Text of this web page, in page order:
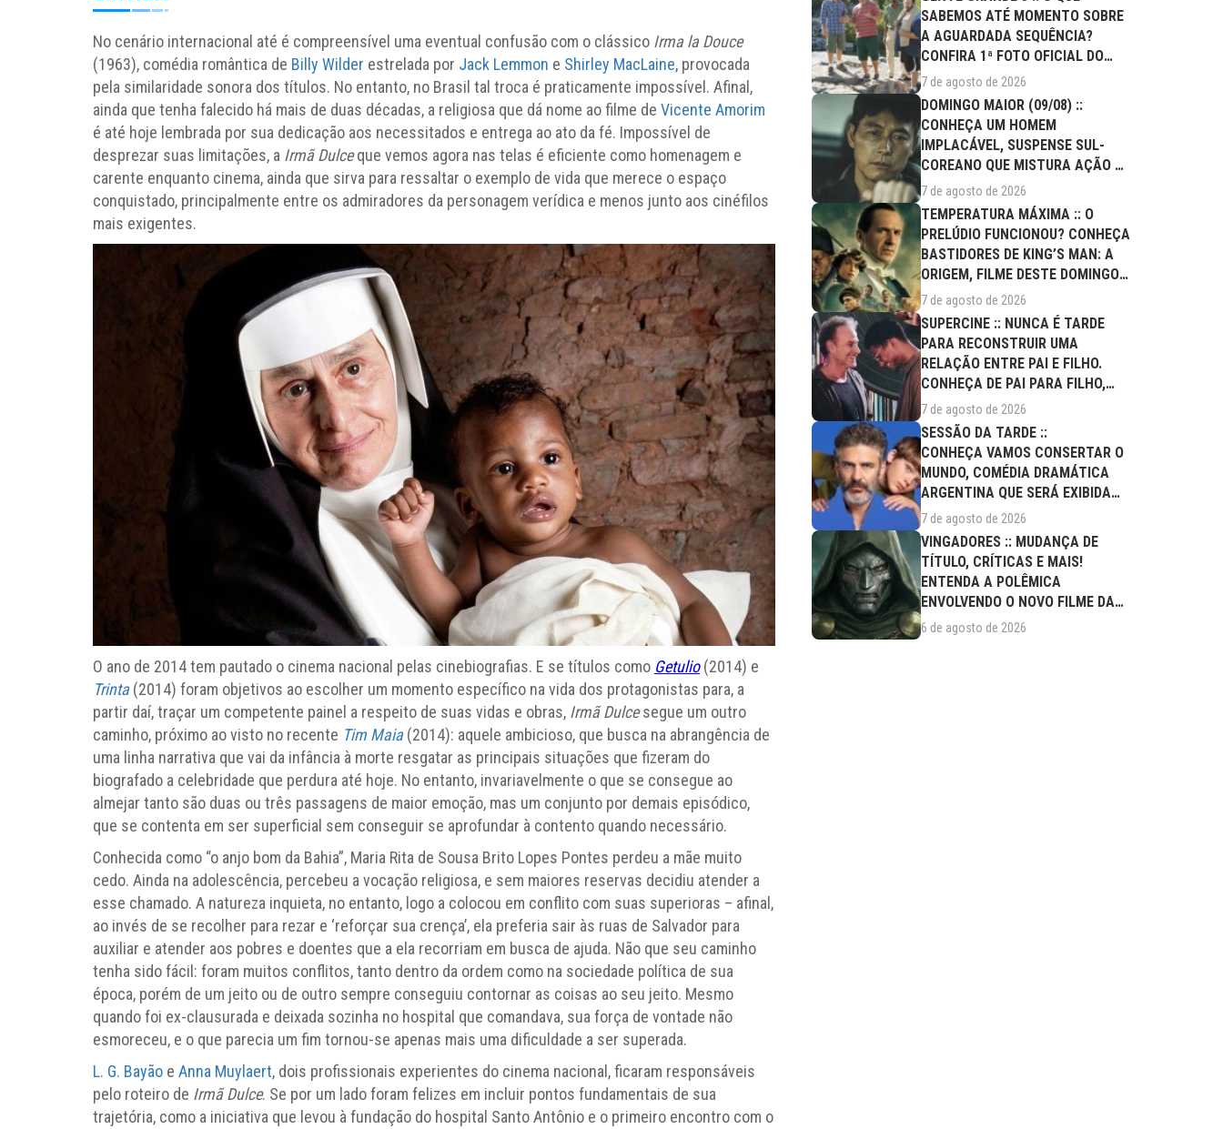
No cenário internacional até é compreensível uma eventual confusão com o clássico Irma la Douce
(1963), comédia romântica de Billy Wilder estrelada por Jack Lemmon e Shirley MacLaine, provocada
pela similaridade sonora dos títulos. No entanto, no Brasil tal troca é praticamente impossível. Afinal,
ainda que tenha falecido há mais de duas décadas, a religiosa que dá nome ao filme de Vicente Amorim
é até hoje lembrada por sua dedicação aos necessitados e entrega ao ato da fé. Impossível de
desprezar suas limitações, a Irmã Dulceque vemos agora nas telas é eficiente como homenagem e
carente enquanto cinema, ainda que sirva para ressaltar o exemplo de vida que merece o espaço
conquistado, principalmente entre os admiradores da personagem verídica e menos junto aos cinéfilos
mais exigentes.
O ano de 2014 tem pautado o cinema nacional pelas cinebiografias. E se títulos como Getulio(2014) e
Trinta(2014) foram objetivos ao escolher um momento específico na vida dos protagonistas para, a
partir daí, traçar um competente painel a respeito de suas vidas e obras, Irmã Dulcesegue um outro
caminho, próximo ao visto no recente Tim Maia(2014): aquele ambicioso, que busca na abrangência de
uma linha narrativa que vai da infância à morte resgatar as principais situações que fizeram do
biografado a celebridade que perdura até hoje. No entanto, invariavelmente o que se consegue ao
almejar tanto são duas ou três passagens de maior emoção, mas um conjunto por demais episódico,
que se contenta em ser superficial sem conseguir se aprofundar à contento quando necessário.
Conhecida como “o anjo bom da Bahia”, Maria Rita de Sousa Brito Lopes Pontes perdeu a mãe muito
cedo. Ainda na adolescência, percebeu a vocação religiosa, e sem maiores reservas decidiu atender a
esse chamado. A natureza inquieta, no entanto, logo a colocou em conflito com suas superioras – afinal,
ao invés de se recolher para rezar e ‘reforçar sua crença’, ela preferia sair às ruas de Salvador para
auxiliar e atender aos pobres e doentes que a ela recorriam em busca de ajuda. Não que seu caminho
tenha sido fácil: foram muitos conflitos, tanto dentro da ordem como na sociedade política de sua
época, porém de um jeito ou de outro sempre conseguiu contornar as coisas ao seu jeito. Mesmo
quando foi ex-clausurada e deixada sozinha no hospital que comandava, sua força de vontade não
esmoreceu, e o que parecia um fim tornou-se apenas mais uma dificuldade a ser superada.
L. G. Bayão e Anna Muylaert, dois profissionais experientes do cinema nacional, ficaram responsáveis
pelo roteiro de Irmã Dulce. Se por um lado foram felizes em incluir pontos fundamentais de sua
trajetória, como a iniciativa que levou à fundação do hospital Santo Antônio e o primeiro encontro com o
SABEMOS ATÉ MOMENTO SOBRE
A AGUARDADA SEQUÊNCIA?
CONFIRA 1ª FOTO OFICIAL DO
ELENCO!
7 de agosto de 2026
DOMINGO MAIOR (09/08) ::
CONHEÇA UM HOMEM
IMPLACÁVEL, SUSPENSE SUL-
COREANO QUE MISTURA AÇÃO E
DRAMA FAMILIAR
7 de agosto de 2026
TEMPERATURA MÁXIMA :: O
PRELÚDIO FUNCIONOU? CONHEÇA
BASTIDORES DE KING’S MAN: A
ORIGEM, FILME DESTE DOMINGO
(09/08)
7 de agosto de 2026
SUPERCINE :: NUNCA É TARDE
PARA RECONSTRUIR UMA
RELAÇÃO ENTRE PAI E FILHO.
CONHEÇA DE PAI PARA FILHO,
FILME DESTE...
7 de agosto de 2026
SESSÃO DA TARDE ::
CONHEÇA VAMOS CONSERTAR O
MUNDO, COMÉDIA DRAMÁTICA
ARGENTINA QUE SERÁ EXIBIDA
NESTA SEXTA (07/08)
7 de agosto de 2026
VINGADORES :: MUDANÇA DE
TÍTULO, CRÍTICAS E MAIS!
ENTENDA A POLÊMICA
ENVOLVENDO O NOVO FILME DA
MARVEL
6 de agosto de 2026